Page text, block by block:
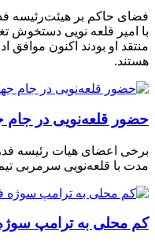
فضای حاکم بر هیئت‌رئیسه
با امیر قلعه‌ نویی دستخوش
منتقد او بودند اکنون موافق
هستند.
حضور قلعه‌نویی در جام جهانی ۲۰۳۰
برخی اعضای هیات رئیسه
مدت با قلعه‌نویی سرمربی
کم محلی به ترامپ